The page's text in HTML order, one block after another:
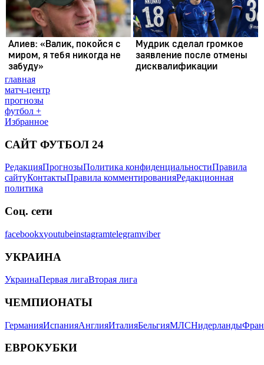
главная
матч-центр
прогнозы
футбол +
Избранное
САЙТ ФУТБОЛ 24
РедакцияПрогнозыПолитика конфиденциальностиПравила
сайтуКонтактыПравила комментированияРедакционная
политика
Соц. сети
facebookxyoutubeinstagramtelegramviber
УКРАИНА
УкраинаПервая лигаВторая лига
ЧЕМПИОНАТЫ
ГерманияИспанияАнглияИталияБельгияМЛСНидерланды
ЕВРОКУБКИ